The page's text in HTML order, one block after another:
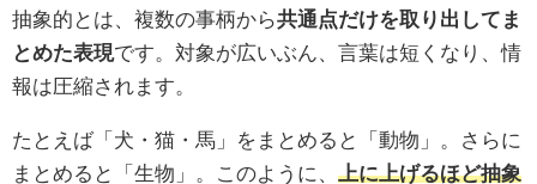
抽象的とは、複数の事柄から共通点だけを取り出してま
とめた表現です。対象が広いぶん、言葉は短くなり、情
報は圧縮されます。
たとえば「犬・猫・馬」をまとめると「動物」。さらに
まとめると「生物」。このように、 上に上げるほど抽象